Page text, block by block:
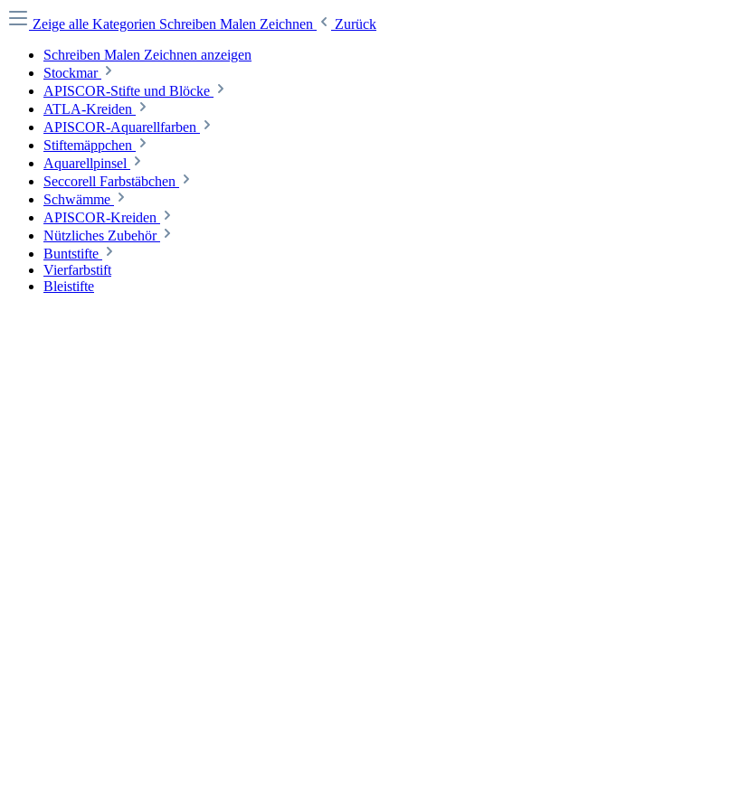
Zeige alle Kategorien Schreiben Malen Zeichnen
Zurück
Schreiben Malen Zeichnen anzeigen
Stockmar
APISCOR-Stifte und Blöcke
ATLA-Kreiden
APISCOR-Aquarellfarben
Stiftemäppchen
Aquarellpinsel
Seccorell Farbstäbchen
Schwämme
APISCOR-Kreiden
Nützliches Zubehör
Buntstifte
Vierfarbstift
Bleistifte